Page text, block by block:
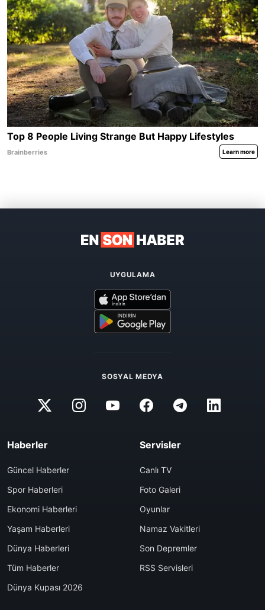
UYGULAMA
SOSYAL MEDYA
Haberler
Güncel Haberler
Spor Haberleri
Ekonomi Haberleri
Yaşam Haberleri
Dünya Haberleri
Tüm Haberler
Dünya Kupası 2026
Servisler
Canlı TV
Foto Galeri
Oyunlar
Namaz Vakitleri
Son Depremler
RSS Servisleri